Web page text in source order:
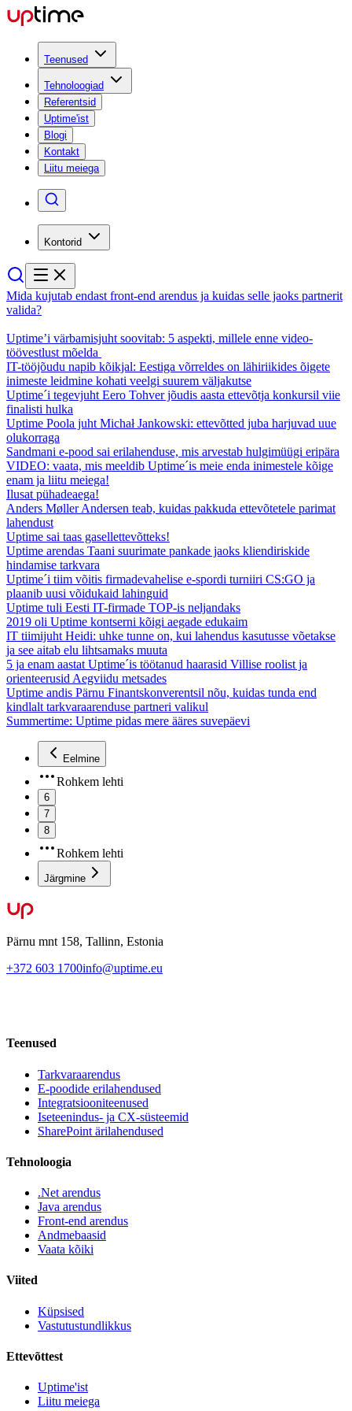
Teenused
Tehnoloogiad
Referentsid
Uptime'ist
Blogi
Kontakt
Liitu meiega
Kontorid
Mida kujutab endast front-end arendus ja kuidas selle jaoks partnerit
valida?
Uptime’i värbamisjuht soovitab: 5 aspekti, millele enne video-
töövestlust mõelda
IT-tööjõudu napib kõikjal: Eestiga võrreldes on lähiriikides õigete
inimeste leidmine kohati veelgi suurem väljakutse
Uptime´i tegevjuht Eero Tohver jõudis aasta ettevõtja konkursil viie
finalisti hulka
Uptime Poola juht Michał Jankowski: ettevõtted juba harjuvad uue
olukorraga
Sandmani e-pood sai erilahenduse, mis arvestab hulgimüügi eripära
VIDEO: vaata, mis meeldib Uptime´is meie enda inimestele kõige
enam ja liitu meiega!
Ilusat pühadeaega!
Anders Møller Andersen teab, kuidas pakkuda ettevõtetele parimat
lahendust
Uptime sai taas gasellettevõtteks!
Uptime arendas Taani suurimate pankade jaoks kliendiriskide
hindamise tarkvara
Uptime´i tiim võitis firmadevahelise e-spordi turniiri CS:GO ja
plaanib uusi võidukaid lahinguid
Uptime tuli Eesti IT-firmade TOP-is neljandaks
2019 oli Uptime kontserni kõigi aegade edukaim
IT tiimijuht Heidi: uhke tunne on, kui lahendus kasutusse võetakse
ja see aitab elu lihtsamaks muuta
5 ja enam aastat Uptime´is töötanud haarasid Villise roolist ja
orienteerusid Aegviidu metsades
Uptime andis Pärnu Finantskonverentsil nõu, kuidas tunda end
kindlalt tarkvaraarenduse partneri valikul
Summertime: Uptime pidas mere ääres suvepäevi
Eelmine
Rohkem lehti
6
7
8
Rohkem lehti
Järgmine
Pärnu mnt 158, Tallinn, Estonia
+372 603 1700info@uptime.eu
Teenused
Tarkvaraarendus
E-poodide erilahendused
Integratsiooniteenused
Iseteenindus- ja CX-süsteemid
SharePoint ärilahendused
Tehnoloogia
.Net arendus
Java arendus
Front-end arendus
Andmebaasid
Vaata kõiki
Viited
Küpsised
Vastutustundlikkus
Ettevõttest
Uptime'ist
Liitu meiega